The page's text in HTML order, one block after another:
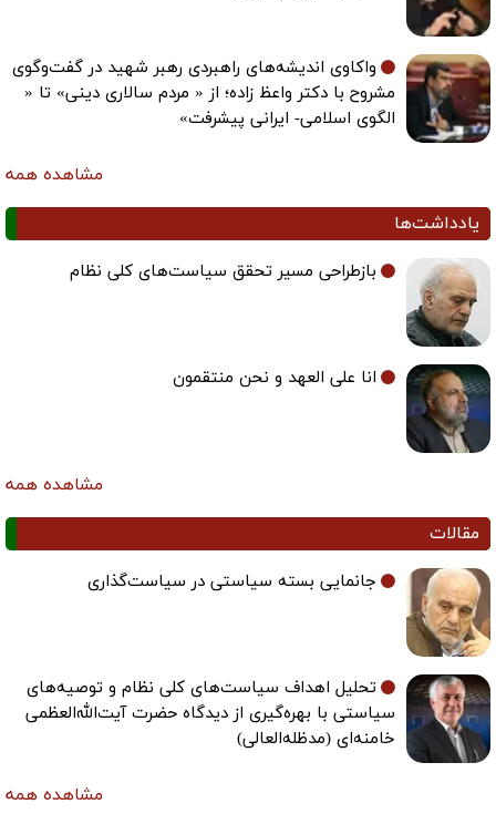
واکاوی اندیشه‌های راهبردی رهبر شهید در گفت‌وگوی
مشروح با دکتر واعظ زاده؛ از « مردم سالاری دینی» تا «
الگوی اسلامی- ایرانی پیشرفت»
مشاهده همه
یادداشت‌ها
بازطراحی مسیر تحقق سیاست‌های کلی نظام
انا علی العهد و نحن منتقمون
مشاهده همه
مقالات
جانمایی بسته سیاستی در سیاست‌گذاری
تحلیل اهداف سیاست‌های کلی نظام و توصیه‌های
سیاستی با بهره‌گیری از دیدگاه حضرت آیت‌الله‌العظمی
خامنه‌ای (مدظله‌العالی)
مشاهده همه